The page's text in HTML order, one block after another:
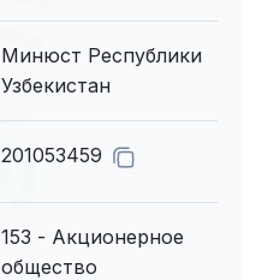
Минюст Республики
Узбекистан
201053459
153 - Акционерное
общество